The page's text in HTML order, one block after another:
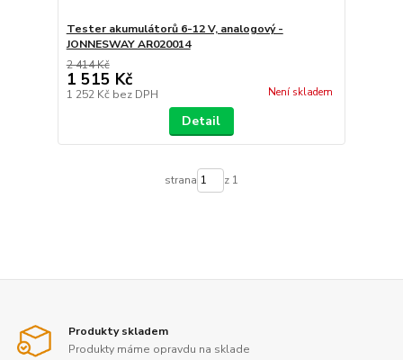
Tester akumulátorů 6-12 V, analogový -
JONNESWAY AR020014
2 414 Kč
1 515 Kč
1 252 Kč bez DPH Není skladem
Detail
strana z 1
Produkty skladem
Produkty máme opravdu na sklade